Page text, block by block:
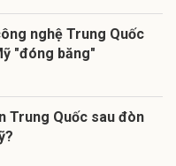
nghệ Trung Quốc
"đóng băng"
Trung Quốc sau đòn